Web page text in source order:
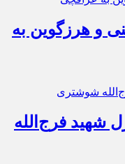
و هرزگوین به
فرج‌الله